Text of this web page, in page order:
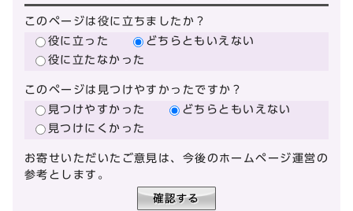
このページは役に立ちましたか？
役に立った
どちらともいえない
役に立たなかった
このページは見つけやすかったですか？
見つけやすかった
どちらともいえない
見つけにくかった
お寄せいただいたご意見は、今後のホームページ運営の
参考とします。